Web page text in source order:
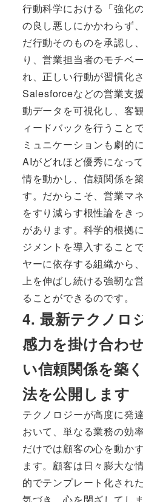
行動科学における「強化
の良し悪しにかかわらず
だ行動そのものを承認し
り、営業担当者のモチベ
れ、正しい行動が習慣化
Salesforceなどの営業支
動データを可視化し、客
ィードバックを行うこと
ミュニケーションも劇的
AIがどれほど優秀になっ
情を動かし、信頼関係を
す。だからこそ、営業マ
をすり減らす根性論をき
があります。科学的根拠
ジメントを導入すること
ヤーに依存する組織から
上を伸ばし続ける強靭な
ることができるのです。
4. 最新テクノロ
感力を掛け合わ
い信頼関係を築
法を公開します
テクノロジーが高度に発
おいて、単なる業務の効
だけでは顧客の心を動か
ます。顧客は日々膨大な
的でテンプレート化され
気づき、心を閉ざしてし